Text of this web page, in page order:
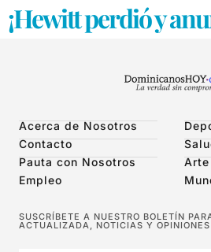
¡Hewitt perdió y
Acerca de Nosotros
Contacto
Pauta con Nosotros
Empleo
SUSCRÍBETE A NUESTRO BOLETÍN
ACTUALIZADA, NOTICIAS Y